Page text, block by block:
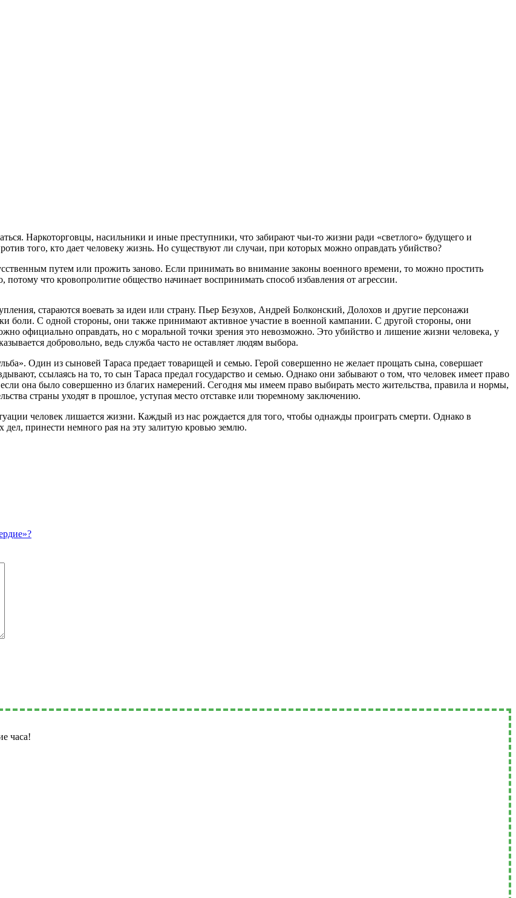
Наркоторговцы, насильники и иные преступники, что забирают чьи-то жизни ради «светлого» будущего и
того, кто дает человеку жизнь. Но существуют ли случаи, при которых можно оправдать убийство?
путем или прожить заново. Если принимать во внимание законы военного времени, то можно простить
что кровопролитие общество начинает воспринимать способ избавления от агрессии.
стараются воевать за идеи или страну. Пьер Безухов, Андрей Болконский, Долохов и другие персонажи
боли. С одной стороны, они также принимают активное участие в военной кампании. С другой стороны, они
официально оправдать, но с моральной точки зрения это невозможно. Это убийство и лишение жизни человека, у
добровольно, ведь служба часто не оставляет людям выбора.
Один из сыновей Тараса предает товарищей и семью. Герой совершенно не желает прощать сына, совершает
ссылаясь на то, то сын Тараса предал государство и семью. Однако они забывают о том, что человек имеет право
она было совершенно из благих намерений. Сегодня мы имеем право выбирать место жительства, правила и нормы,
страны уходят в прошлое, уступая место отставке или тюремному заключению.
человек лишается жизни. Каждый из нас рождается для того, чтобы однажды проиграть смерти. Однако в
принести немного рая на эту залитую кровью землю.
часа!